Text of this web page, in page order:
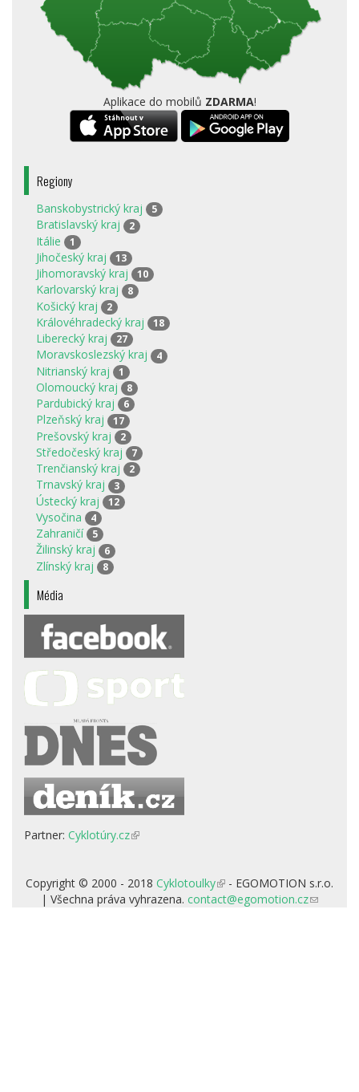
Aplikace do mobilů ZDARMA!
Regiony
Banskobystrický kraj 5
Bratislavský kraj 2
Itálie 1
Jihočeský kraj 13
Jihomoravský kraj 10
Karlovarský kraj 8
Košický kraj 2
Královéhradecký kraj 18
Liberecký kraj 27
Moravskoslezský kraj 4
Nitrianský kraj 1
Olomoucký kraj 8
Pardubický kraj 6
Plzeňský kraj 17
Prešovský kraj 2
Středočeský kraj 7
Trenčianský kraj 2
Trnavský kraj 3
Ústecký kraj 12
Vysočina 4
Zahraničí 5
Žilinský kraj 6
Zlínský kraj 8
Média
Partner: Cyklotúry.cz(odkaz
Copyright © 2000 - 2018 Cyklotoulky(odkaz
je
- EGOMOTION s.r.o.
| Všechna práva vyhrazena. contact@egomotion.cz(odkaz